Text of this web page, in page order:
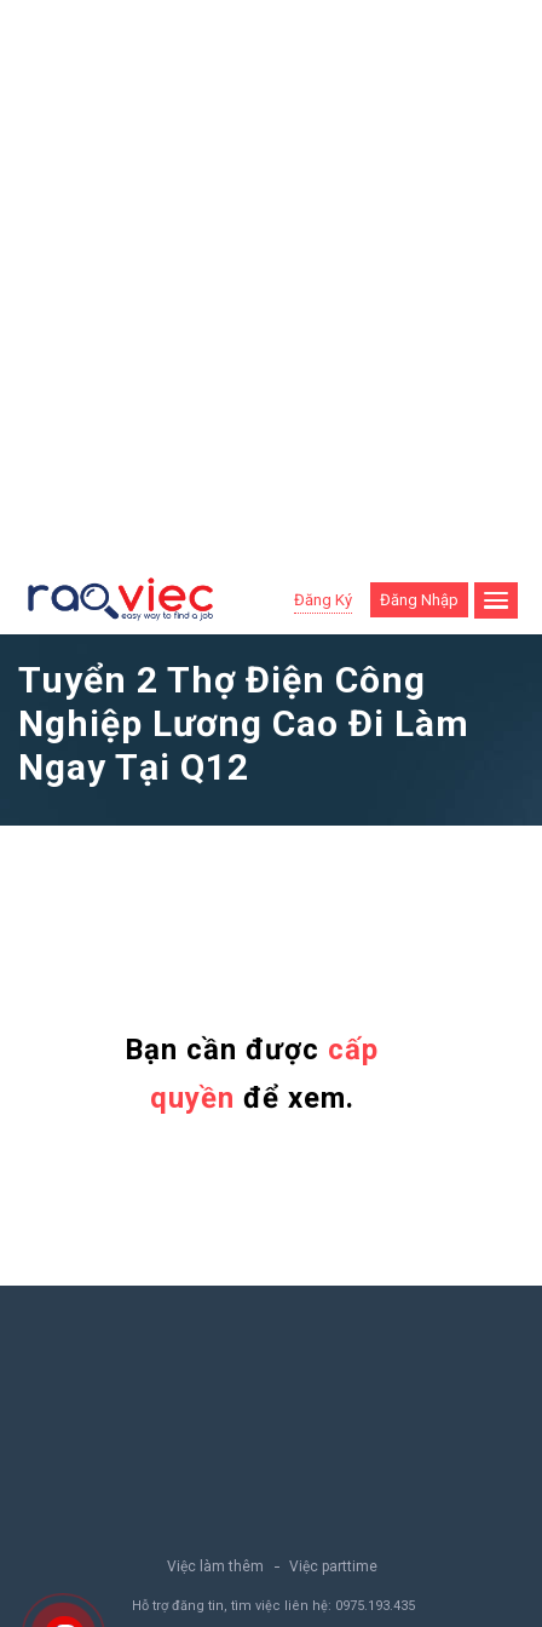
Đăng Ký Đăng Nhập
Tuyển 2 Thợ Điện Công
Nghiệp Lương Cao Đi Làm
Ngay Tại Q12
Bạn cần được cấp
quyền để xem.
Việc làm thêm Việc parttime
Hỗ trợ đăng tin, tìm việc liên hệ: 0975.193.435